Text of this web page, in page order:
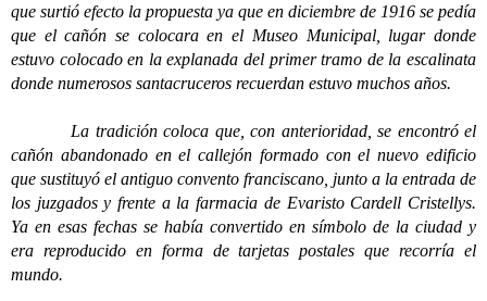
que surtió efecto la propuesta ya que en diciembre de 1916 se pedía
que el cañón se colocara en el Museo Municipal, lugar donde
estuvo colocado en la explanada del primer tramo de la escalinata
donde numerosos santacruceros recuerdan estuvo muchos años.
La tradición coloca que, con anterioridad, se encontró el
cañón abandonado en el callejón formado con el nuevo edificio
que sustituyó el antiguo convento franciscano, junto a la entrada de
los juzgados y frente a la farmacia de Evaristo Cardell Cristellys.
Ya en esas fechas se había convertido en símbolo de la ciudad y
era reproducido en forma de tarjetas postales que recorría el
mundo.